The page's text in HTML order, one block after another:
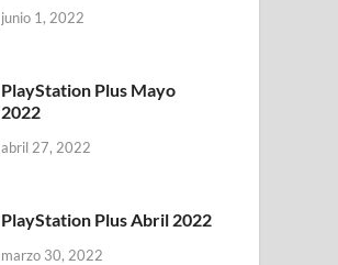
junio 1, 2022
PlayStation Plus Mayo
2022
abril 27, 2022
PlayStation Plus Abril 2022
marzo 30, 2022